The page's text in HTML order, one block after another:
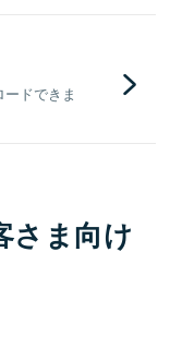
ドできま
さま向け